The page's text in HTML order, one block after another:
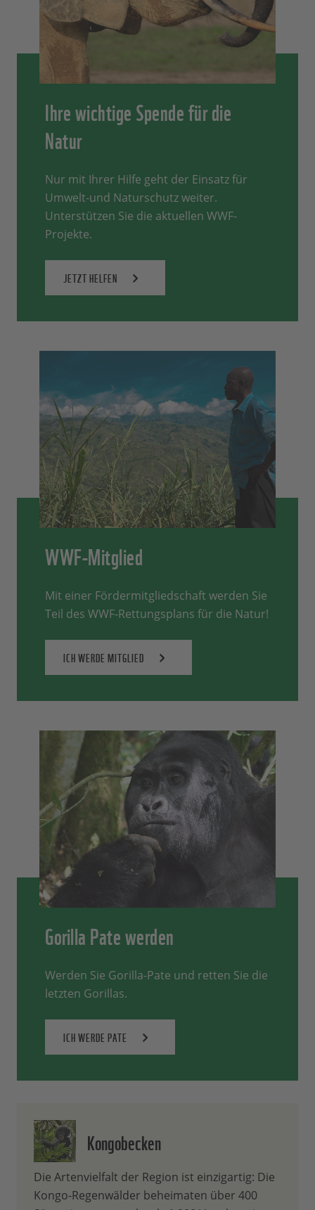
Ihre wichtige Spende für die
Natur
Nur mit Ihrer Hilfe geht der Einsatz für
Umwelt-und Naturschutz weiter.
Unterstützen Sie die aktuellen WWF-
Projekte.
JETZT HELFEN
WWF-Mitglied
Mit einer Fördermitgliedschaft werden Sie
Teil des WWF-Rettungsplans für die Natur!
ICH WERDE MITGLIED
Gorilla Pate werden
Werden Sie Gorilla-Pate und retten Sie die
letzten Gorillas.
ICH WERDE PATE
Kongobecken
Die Artenvielfalt der Region ist einzigartig: Die
Kongo-Regenwälder beheimaten über 400